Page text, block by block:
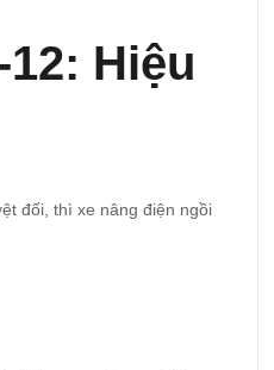
Hiệu
đối, thì xe nâng điện ngồi